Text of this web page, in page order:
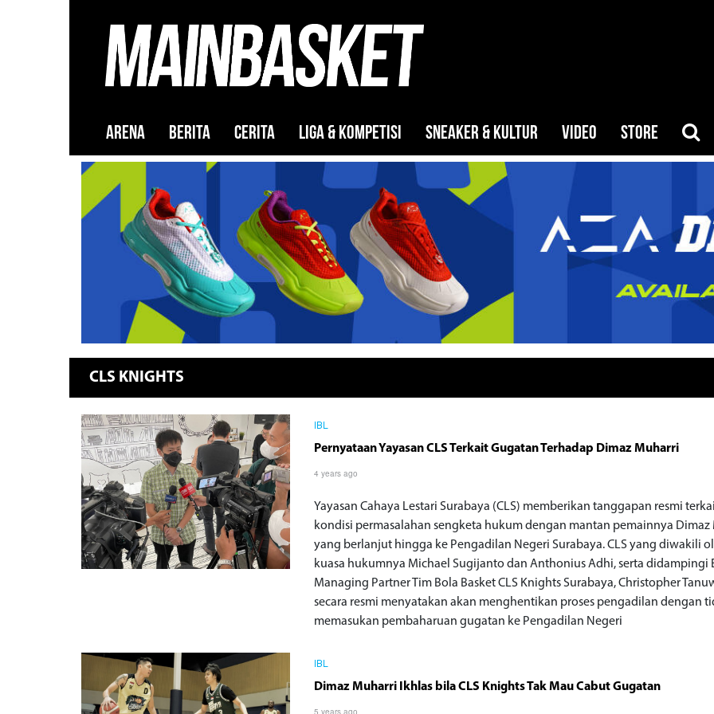
ARENA BERITA CERITA LIGA & KOMPETISI SNEAKER & KULTUR VIDEO STORE
CLS KNIGHTS
IBL
Pernyataan Yayasan CLS Terkait Gugatan Terhadap Dimaz Muharri
4 years ago
Yayasan Cahaya Lestari Surabaya (CLS) memberikan tanggapan resmi
kondisi permasalahan sengketa hukum dengan mantan pemainnya Dimaz
yang berlanjut hingga ke Pengadilan Negeri Surabaya. CLS yang diwakili
kuasa hukumnya Michael Sugijanto dan Anthonius Adhi, serta didampingi
Managing Partner Tim Bola Basket CLS Knights Surabaya, Christopher
secara resmi menyatakan akan menghentikan proses pengadilan dengan
memasukan pembaharuan gugatan ke Pengadilan Negeri
IBL
Dimaz Muharri Ikhlas bila CLS Knights Tak Mau Cabut Gugatan
5 years ago